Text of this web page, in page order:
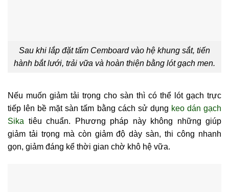
Sau khi lắp đặt tấm Cemboard vào hệ khung sắt, tiến
hành bắt lưới, trải vữa và hoàn thiện bằng lót gạch men.
Nếu muốn giảm tải trọng cho sàn thì có thể lót gạch trực
tiếp lên bề mặt sàn tấm bằng cách sử dụng keo dán gạch
Sika tiêu chuẩn. Phương pháp này không những giúp
giảm tải trọng mà còn giảm độ dày sàn, thi công nhanh
gọn, giảm đáng kể thời gian chờ khô hệ vữa.